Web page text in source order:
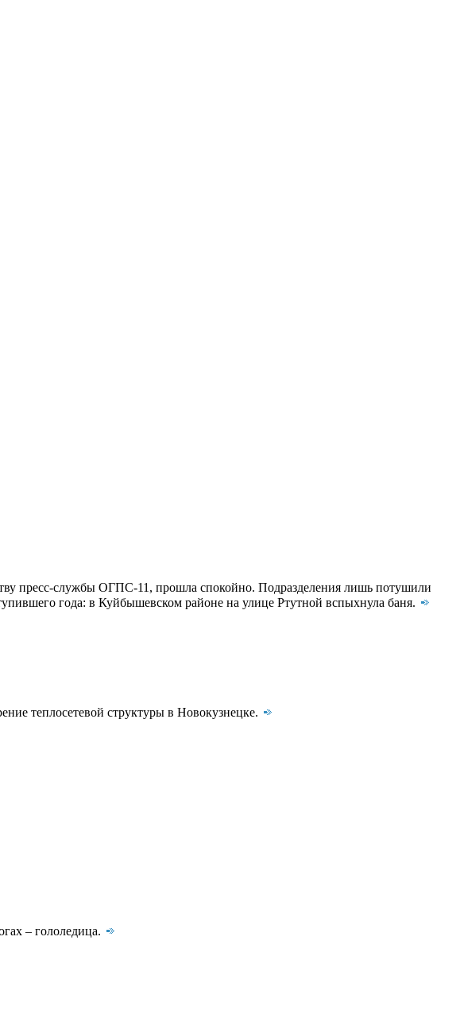
пресс-службы ОГПС-11, прошла спокойно. Подразделения лишь потушили
года: в Куйбышевском районе на улице Ртутной вспыхнула баня.
теплосетевой структуры в Новокузнецке.
– гололедица.